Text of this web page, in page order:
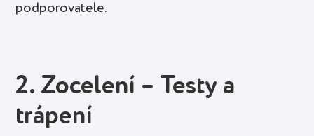
podporovatele.
2. Zocelení – Testy a
trápení